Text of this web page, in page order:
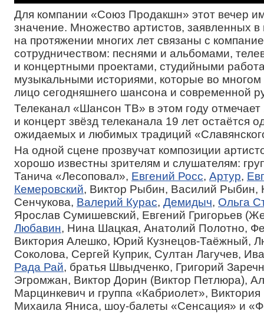
Для компании «Союз Продакшн» этот вечер
значение. Множество артистов, заявленных в
на протяжении многих лет связаны с
сотрудничеством: песнями и альбомами,
и концертными проектами, студийными
музыкальными историями, которые во
лицо сегодняшнего шансона и современной
Телеканал «Шансон ТВ» в этом году отмечает
и концерт звёзд телеканала 19 лет остаётся
ожидаемых и любимых традиций
На одной сцене прозвучат композиции
хорошо известны зрителям и слушателям:
Танича «Лесоповал», Евгений Росс, Артур,
Кемеровский, Виктор Рыбин, Василий Рыбин,
Сенчукова, Валерий Курас, Демидыч, Ольга
Ярослав Сумишевский, Евгений Григорьев
Любавин, Нина Шацкая, Анатолий Полотно,
Виктория Алешко, Юрий Кузнецов-Таёжный,
Соколова, Сергей Куприк, Султан Лагучев,
Рада Рай, братья Швыдченко, Григорий
Эгромжан, Виктор Дорин (Виктор Петлюра),
Марцинкевич и группа «Кабриолет»,
Михаила Яниса, шоу-балеты «Сенсация» и